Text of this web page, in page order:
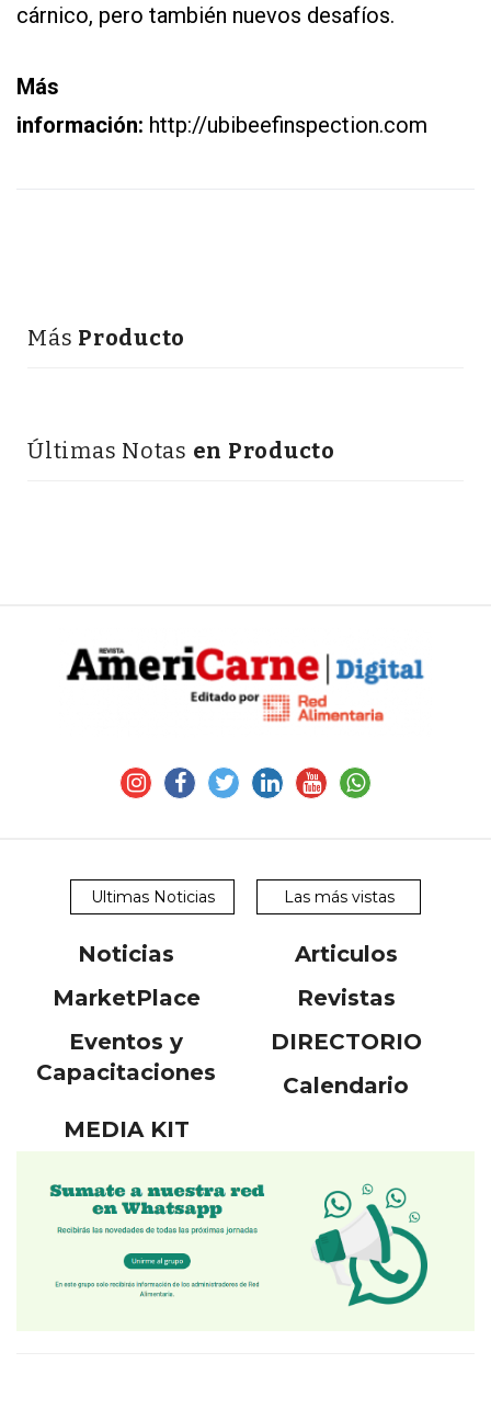
cárnico, pero también nuevos desafíos.
Más
información: http://ubibeefinspection.com
Más Producto
Últimas Notas en Producto
Ultimas Noticias Las más vistas
Noticias
Articulos
MarketPlace
Revistas
Eventos y
Capacitaciones
DIRECTORIO
Calendario
MEDIA KIT